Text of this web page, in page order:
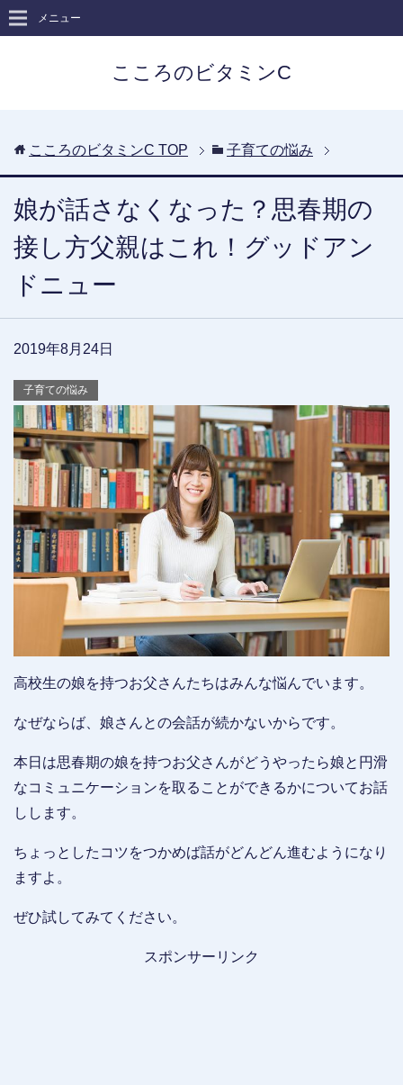
こころのビタミンC
メニュー
こころのビタミンC TOP 子育ての悩み
娘が話さなくなった？思春期の
接し方父親はこれ！グッドアン
ドニュー
2019年8月24日
子育ての悩み
高校生の娘を持つお父さんたちはみんな悩んでいます。
なぜならば、娘さんとの会話が続かないからです。
本日は思春期の娘を持つお父さんがどうやったら娘と円滑
なコミュニケーションを取ることができるかについてお話
しします。
ちょっとしたコツをつかめば話がどんどん進むようになり
ますよ。
ぜひ試してみてください。
スポンサーリンク